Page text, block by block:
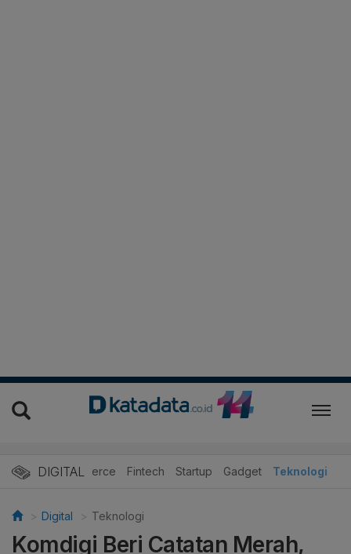
DIGITAL
E-Commerce Fintech Startup Gadget Teknologi
Digital Teknologi
Komdigi Beri Catatan Merah,